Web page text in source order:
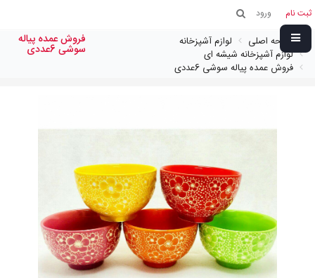
ثبت نام ورود
صفحه اصلی
لوازم آشپزخانه
لوازم آشپزخانه شیشه ای
فروش عمده پیاله سوشی 6عددی
فروش عمده پیاله
سوشی 6عددی